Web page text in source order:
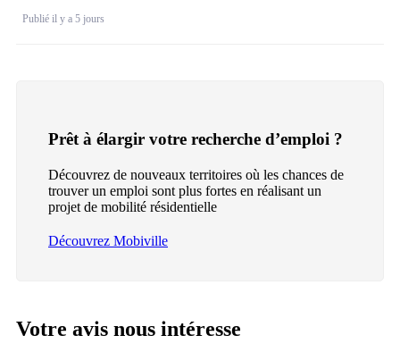
Publié il y a 5 jours
Prêt à élargir votre recherche d’emploi ?
Découvrez de nouveaux territoires où les chances de
trouver un emploi sont plus fortes en réalisant un
projet de mobilité résidentielle
Découvrez Mobiville
Votre avis nous intéresse